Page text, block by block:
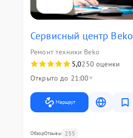
Сервисный центр Beko
Ремонт техники Beko
5,0250 оценки
Открыто до 21:00
Маршрут
ОбзорОтзывы 255